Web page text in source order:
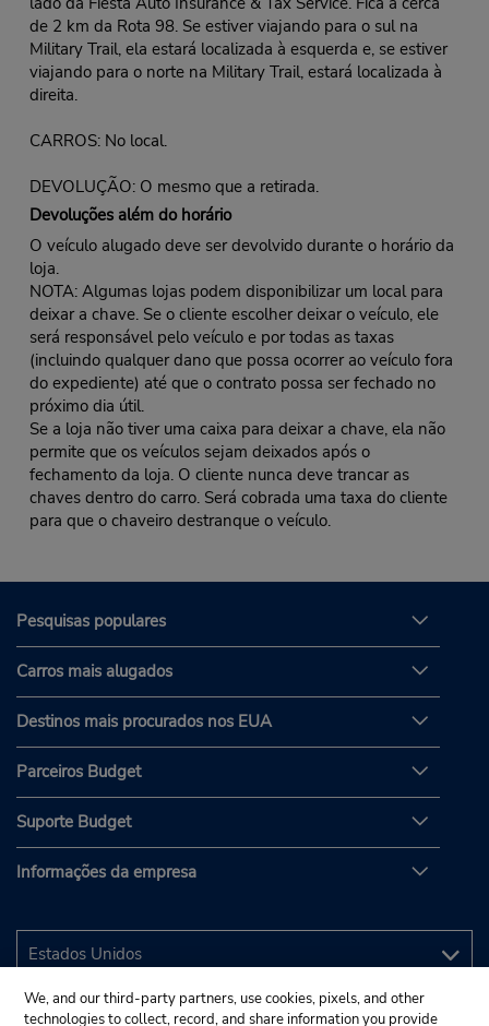
de 2 km da Rota 98. Se estiver viajando para o sul na
Military Trail, ela estará localizada à esquerda e, se estiver
viajando para o norte na Military Trail, estará localizada à
direita.
CARROS: No local.
DEVOLUÇÃO: O mesmo que a retirada.
Devoluções além do horário
O veículo alugado deve ser devolvido durante o horário da
loja.
NOTA: Algumas lojas podem disponibilizar um local para
deixar a chave. Se o cliente escolher deixar o veículo, ele
será responsável pelo veículo e por todas as taxas
(incluindo qualquer dano que possa ocorrer ao veículo fora
do expediente) até que o contrato possa ser fechado no
próximo dia útil.
Se a loja não tiver uma caixa para deixar a chave, ela não
permite que os veículos sejam deixados após o
fechamento da loja. O cliente nunca deve trancar as
chaves dentro do carro. Será cobrada uma taxa do cliente
para que o chaveiro destranque o veículo.
Pesquisas populares
Carros mais alugados
Destinos mais procurados nos EUA
Parceiros Budget
Suporte Budget
Informações da empresa
We, and our third-party partners, use cookies, pixels, and other
technologies to collect, record, and share information you provide